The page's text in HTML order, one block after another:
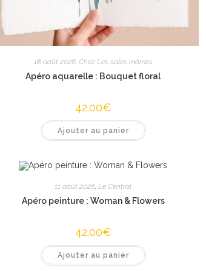
18 août 2026, Chez Les sales mômes
Apéro aquarelle : Bouquet floral
42.00€
Ajouter au panier
11 août 2026,Le Central
Apéro peinture : Woman & Flowers
42.00€
Ajouter au panier